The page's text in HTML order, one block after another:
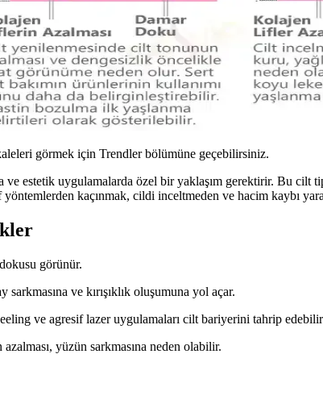
görmek için Trendler bölümüne geçebilirsiniz.
ve estetik uygulamalarda özel bir yaklaşım gerektirir. Bu
yöntemlerden kaçınmak, cildi inceltmeden ve hacim kaybı
görünür.
ve kırışıklık oluşumuna yol açar.
ve agresif lazer uygulamaları cilt bariyerini tahrip
yüzün sarkmasına neden olabilir.